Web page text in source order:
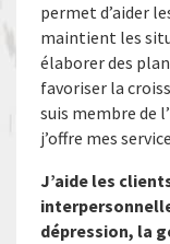
permet d’aider
maintient les
élaborer des
favoriser la
suis membre de
j’offre mes
J’aide les
dépression, la